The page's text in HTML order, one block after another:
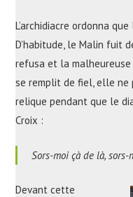
L’archidiacre ordonna
D’habitude, le Malin fuit
refusa et la malheureuse
se remplit de fiel, elle ne
relique pendant que le
Croix :
Sors-moi çà de là,
Devant cette